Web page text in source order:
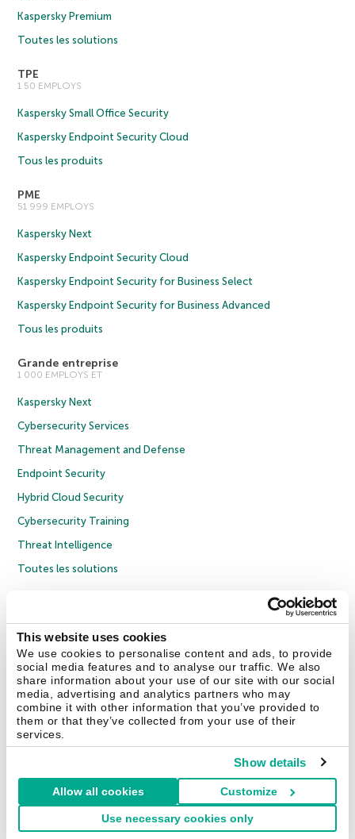
This website uses cookies
We use cookies to personalise content and ads, to provide
social media features and to analyse our traffic. We also
share information about your use of our site with our social
media, advertising and analytics partners who may
combine it with other information that you’ve provided to
them or that they’ve collected from your use of their
services.
Show details
Allow all cookies Customize
Use necessary cookies only
Kaspersky Premium
Toutes les solutions
TPE
1 50 EMPLOYS
Kaspersky Small Office Security
Kaspersky Endpoint Security Cloud
Tous les produits
PME
51 999 EMPLOYS
Kaspersky Next
Kaspersky Endpoint Security Cloud
Kaspersky Endpoint Security for Business Select
Kaspersky Endpoint Security for Business Advanced
Tous les produits
Grande entreprise
1 000 EMPLOYS ET
Kaspersky Next
Cybersecurity Services
Threat Management and Defense
Endpoint Security
Hybrid Cloud Security
Cybersecurity Training
Threat Intelligence
Toutes les solutions
Politique de confidentialité
Politique anticorruption
Contrat de licence grand public
Contrat de licence entreprises
Cookies
Nous contacter À propos Partenaires Blog Communiqués de presse
Securelist Eugene Personal Blog Encyclopédie de Kaspersky
France & Suisse